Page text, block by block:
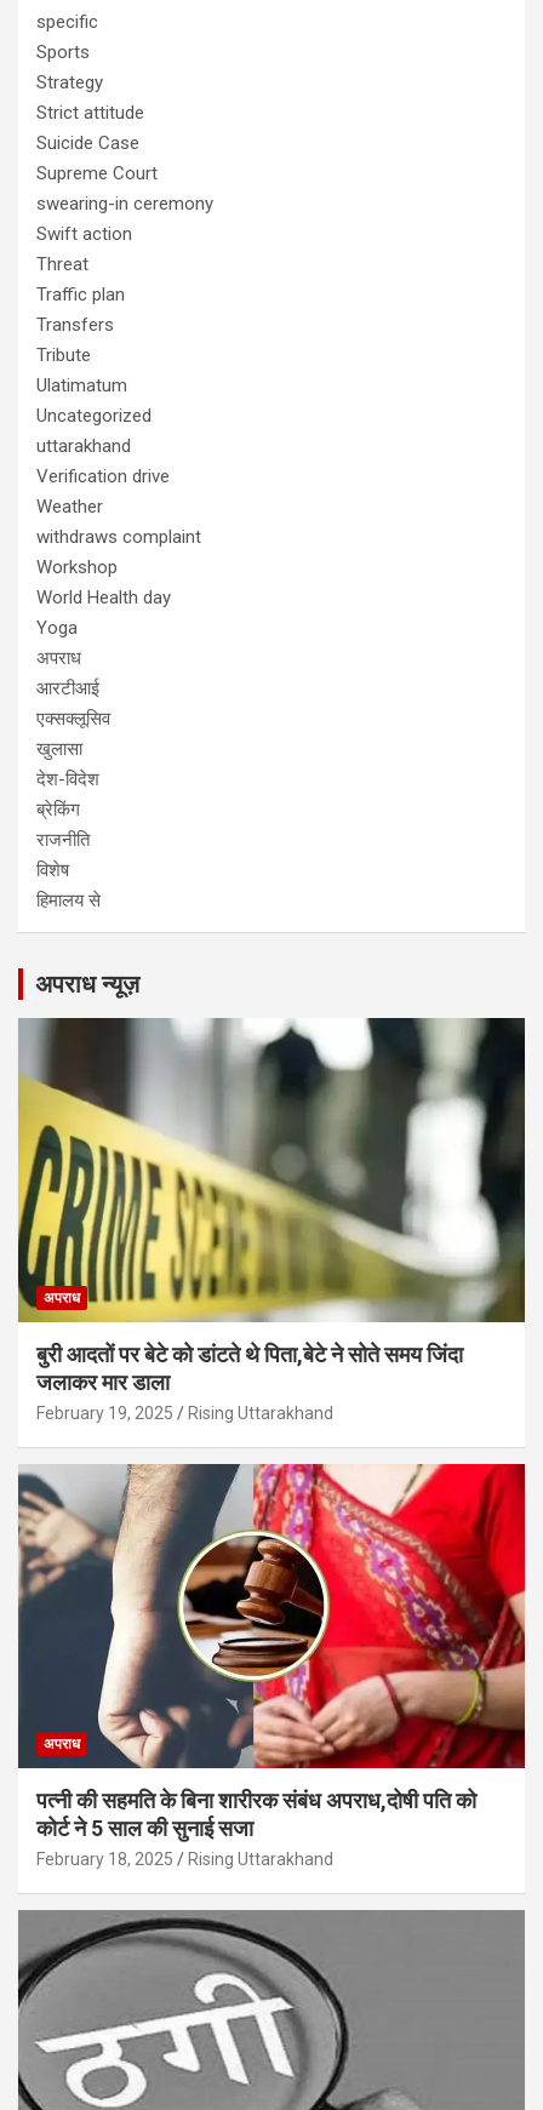
specific
Sports
Strategy
Strict attitude
Suicide Case
Supreme Court
swearing-in ceremony
Swift action
Threat
Traffic plan
Transfers
Tribute
Ulatimatum
Uncategorized
uttarakhand
Verification drive
Weather
withdraws complaint
Workshop
World Health day
Yoga
अपराध
आरटीआई
एक्सक्लूसिव
खुलासा
देश-विदेश
ब्रेकिंग
राजनीति
विशेष
हिमालय से
अपराध न्यूज़
अपराध
बुरी आदतों पर बेटे को डांटते थे पिता,बेटे ने सोते समय जिंदा
जलाकर मार डाला
February 19, 2025 Rising Uttarakhand
अपराध
पत्नी की सहमति के बिना शारीरक संबंध अपराध,दोषी पति को
कोर्ट ने 5 साल की सुनाई सजा
February 18, 2025 Rising Uttarakhand